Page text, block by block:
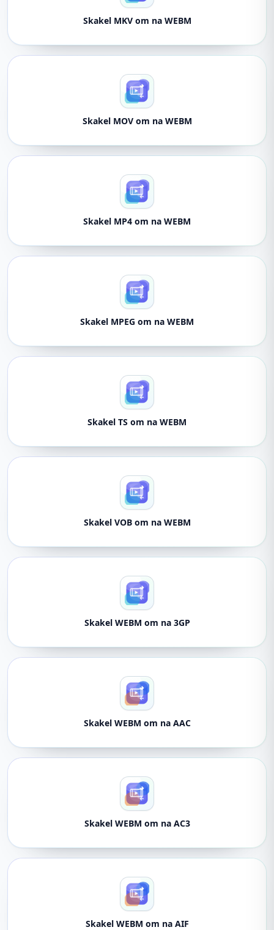
Skakel MKV om na WEBM
Skakel MOV om na WEBM
Skakel MP4 om na WEBM
Skakel MPEG om na WEBM
Skakel TS om na WEBM
Skakel VOB om na WEBM
Skakel WEBM om na 3GP
Skakel WEBM om na AAC
Skakel WEBM om na AC3
Skakel WEBM om na AIF